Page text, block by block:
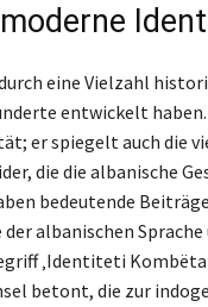
eine Vielzahl
entwickelt
er spiegelt auch die
die die albanische
bedeutende
albanischen
‚Identiteti
betont, die zur